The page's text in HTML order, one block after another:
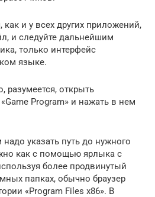
как и у всех других приложений,
и следуйте дальнейшим
только интерфейс
языке.
разумеется, открыть
Program» и нажать в нем
указать путь до нужного
как с помощью ярлыка с
более продвинутый
папках, обычно браузер
«Program Files x86». В